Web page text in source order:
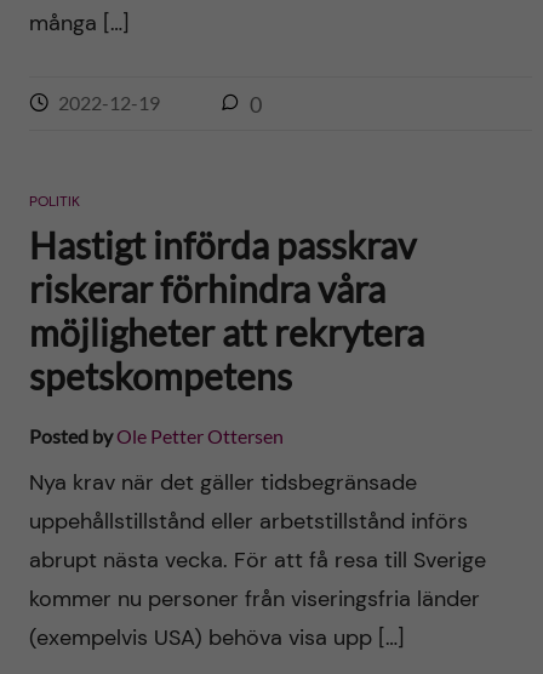
många […]
2022-12-19 0
POLITIK
Hastigt införda passkrav
riskerar förhindra våra
möjligheter att rekrytera
spetskompetens
Posted byOle Petter Ottersen
Nya krav när det gäller tidsbegränsade
uppehållstillstånd eller arbetstillstånd införs
abrupt nästa vecka. För att få resa till Sverige
kommer nu personer från viseringsfria länder
(exempelvis USA) behöva visa upp […]